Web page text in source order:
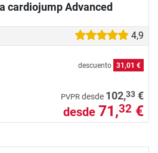
cardiojump Advanced
4,9
descuento 31,01 €
PVPR desde 102,33 €
desde 71,32 €